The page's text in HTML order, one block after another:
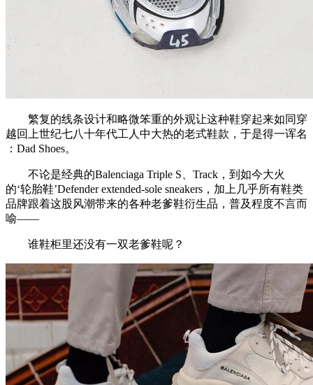
繁复的线条设计和略微笨重的外观让这种鞋穿起来如同穿
越回上世纪七八十年代工人中大热的老式鞋款，于是得一诨名
：Dad Shoes。
不论是经典的Balenciaga Triple S、Track，到如今大火
的‘轮胎鞋’Defender extended-sole sneakers，加上几乎所有鞋类
品牌跟着这股风潮带来的各种老爹鞋衍生品，普及程度不言而
喻——
谁鞋柜里还没有一双老爹鞋呢？